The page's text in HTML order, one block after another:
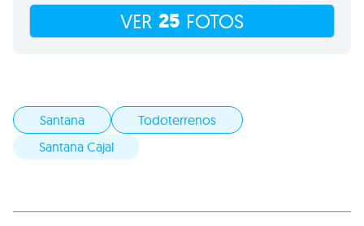
VER 25 FOTOS
Santana
Todoterrenos
Santana Cajal